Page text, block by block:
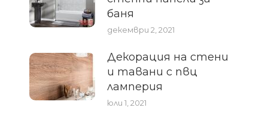
баня
декември 2, 2021
Декорация на стени
и тавани с пвц
ламперия
юли 1, 2021